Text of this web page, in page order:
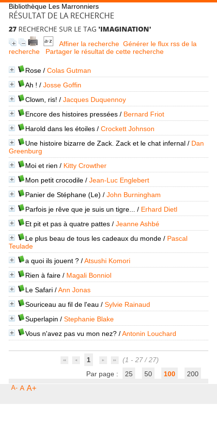
Bibliothèque Les Marronniers
RÉSULTAT DE LA RECHERCHE
27RECHERCHE SUR LE TAG 'IMAGINATION'
Affiner la recherche Générer le flux rss de la
recherche
Partager le résultat de cette recherche
Rose/ Colas Gutman
Ah ! / Josse Goffin
Clown, ris! / Jacques Duquennoy
Encore des histoires pressées/ Bernard Friot
Harold dans les étoiles/ Crockett Johnson
Une histoire bizarre de Zack. Zack et le chat infernal/ Dan
Greenburg
Moi et rien / Kitty Crowther
Mon petit crocodile/ Jean-Luc Englebert
Panier de Stéphane (Le) / John Burningham
Parfois je rêve que je suis un tigre...
/ Erhard Dietl
Et pit et pas à quatre pattes/ Jeanne Ashbé
Le plus beau de tous les cadeaux du monde/ Pascal
Teulade
a quoi ils jouent ?/Atsushi Komori
Rien à faire/ Magali Bonniol
Le Safari/Ann Jonas
Souriceau au fil de l'eau / Sylvie Rainaud
Superlapin / Stephanie Blake
Vous n'avez pas vu mon nez?/Antonin Louchard
1
(1 - 27 / 27)
Par page :
25 50 100 200
A- A A+